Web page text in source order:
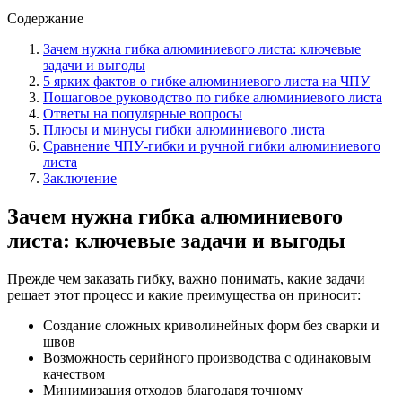
Содержание
Зачем нужна гибка алюминиевого листа: ключевые
задачи и выгоды
5 ярких фактов о гибке алюминиевого листа на ЧПУ
Пошаговое руководство по гибке алюминиевого листа
Ответы на популярные вопросы
Плюсы и минусы гибки алюминиевого листа
Сравнение ЧПУ-гибки и ручной гибки алюминиевого
листа
Заключение
Зачем нужна гибка алюминиевого
листа: ключевые задачи и выгоды
Прежде чем заказать гибку, важно понимать, какие задачи
решает этот процесс и какие преимущества он приносит:
Создание сложных криволинейных форм без сварки и
швов
Возможность серийного производства с одинаковым
качеством
Минимизация отходов благодаря точному